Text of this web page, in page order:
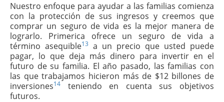
Nuestro enfoque para ayudar a las familias comienza
con la protección de sus ingresos y creemos que
comprar un seguro de vida es la mejor manera de
lograrlo. Primerica ofrece un seguro de vida a
término asequible13 a un precio que usted puede
pagar, lo que deja más dinero para invertir en el
futuro de su familia. El año pasado, las familias con
las que trabajamos hicieron más de $12 billones de
inversiones14
teniendo en cuenta sus objetivos
futuros.